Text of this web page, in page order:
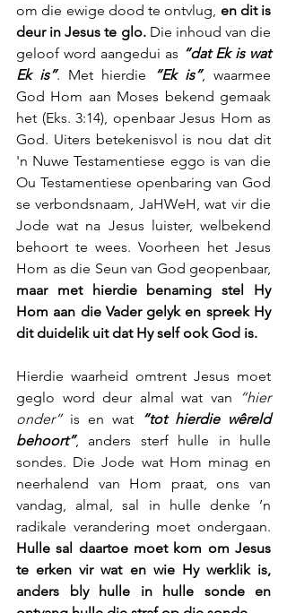
om die ewige dood te ontvlug, en dit is
deur in Jesus te glo. Die inhoud van die
geloof word aangedui as “dat Ek is wat
Ek is”. Met hierdie “Ek is”, waarmee
God Hom aan Moses bekend gemaak
het (Eks. 3:14), openbaar Jesus Hom as
God. Uiters betekenisvol is nou dat dit
'n Nuwe Testamentiese eggo is van die
Ou Testamentiese openbaring van God
se verbondsnaam, JaHWeH, wat vir die
Jode wat na Jesus luister, welbekend
behoort te wees. Voorheen het Jesus
maar met hierdie benaming stel Hy
Hom aan die Vader gelyk en spreek Hy
dit duidelik uit dat Hy self ook God is.
Hierdie waarheid omtrent Jesus moet
geglo word deur almal wat van
“hier
onder” is en wat
“tot hierdie wêreld
behoort”, anders sterf hulle in hulle
sondes. Die Jode wat Hom minag en
neerhalend van Hom praat, ons van
vandag, almal, sal in hulle denke ’n
Hulle sal daartoe moet kom om Jesus
te erken vir wat en wie Hy werklik is,
anders bly hulle in hulle sonde en